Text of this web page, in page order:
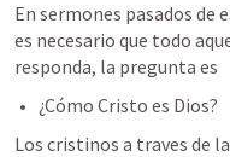
En sermones pasados de
es necesario que todo
responda, la pregunta es
¿Cómo Cristo es Dios?
Los cristinos a traves de